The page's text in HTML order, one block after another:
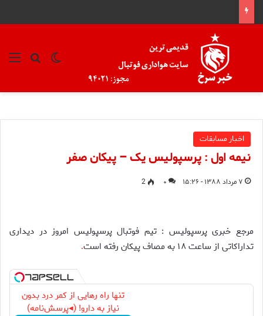
تغییر پوسته
اخبار مسابقات
نیمه اول : پرسپولیس یک – پیکان صفر
۷ مرداد ۱۳۸۸ - ۱۵:۲۶ ۰ 2
مرجع خبری پرسپولیس : تیم فوتبال پرسپولیس امروز در دیداری
تداراکاتی از ساعت ۱۸ به مصاف پیکان رفته است
.
تنها راه رهایی از کمر درد بدون
نیاز به دارو! (◂پرسش‌نامه)